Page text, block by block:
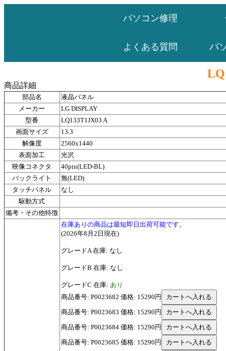
パソコン修理
よくある質問 パ
商品詳細
部品名
液晶パネル
メーカー
LG DISPLAY
型番
LQ133T1JX03 A
画面サイズ
13.3
解像度
2560x1440
表面加工
光沢
映像コネクタ
40pin(LED-BL)
バックライト
無(LED)
タッチパネル
なし
駆動方式
備考・その他特徴
在庫ありの商品は最短即日出荷可能です。
(2026年8月2日現在)
グレードA 在庫: なし
グレードB 在庫: なし
グレードC 在庫: あり
商品番号: P0023682 価格: 15290円
商品番号: P0023683 価格: 15290円
商品番号: P0023684 価格: 15290円
商品番号: P0023685 価格: 15290円